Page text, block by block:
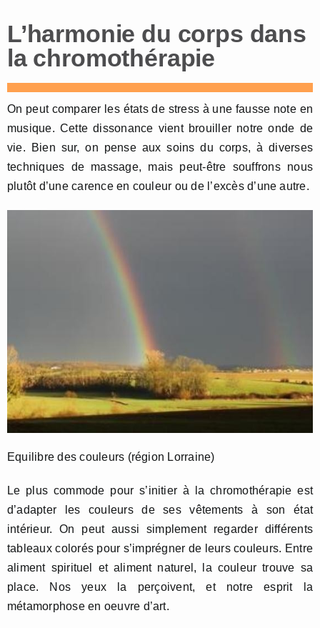
L’harmonie du corps dans
la chromothérapie
On peut comparer les états de stress à une fausse note en
musique. Cette dissonance vient brouiller notre onde de
vie. Bien sur, on pense aux soins du corps, à diverses
techniques de massage, mais peut-être souffrons nous
plutôt d’une carence en couleur ou de l’excès d’une autre.
Equilibre des couleurs (région Lorraine)
Le plus commode pour s’initier à la chromothérapie est
d’adapter les couleurs de ses vêtements à son état
intérieur. On peut aussi simplement regarder différents
tableaux colorés pour s’imprégner de leurs couleurs. Entre
aliment spirituel et aliment naturel, la couleur trouve sa
place. Nos yeux la perçoivent, et notre esprit la
métamorphose en oeuvre d’art.